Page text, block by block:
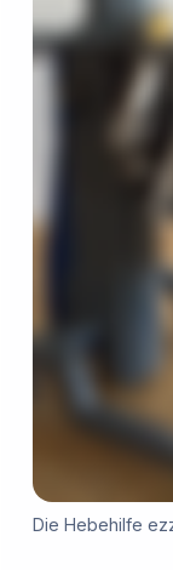
Die Hebehilfe